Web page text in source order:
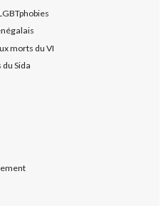
morts du VI
Sida